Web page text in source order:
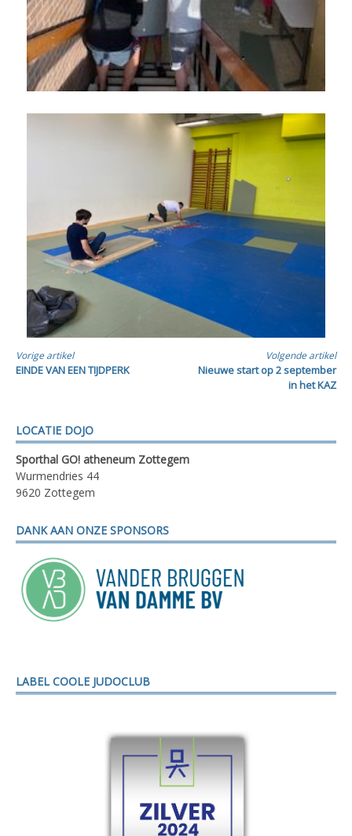
Verder
Vorige artikel
EINDE VAN EEN TIJDPERK
Volgende artikel
Nieuwe start op 2 september
in het KAZ
LOCATIE DOJO
Sporthal GO! atheneum Zottegem
Wurmendries 44
9620 Zottegem
DANK AAN ONZE SPONSORS
LABEL COOLE JUDOCLUB